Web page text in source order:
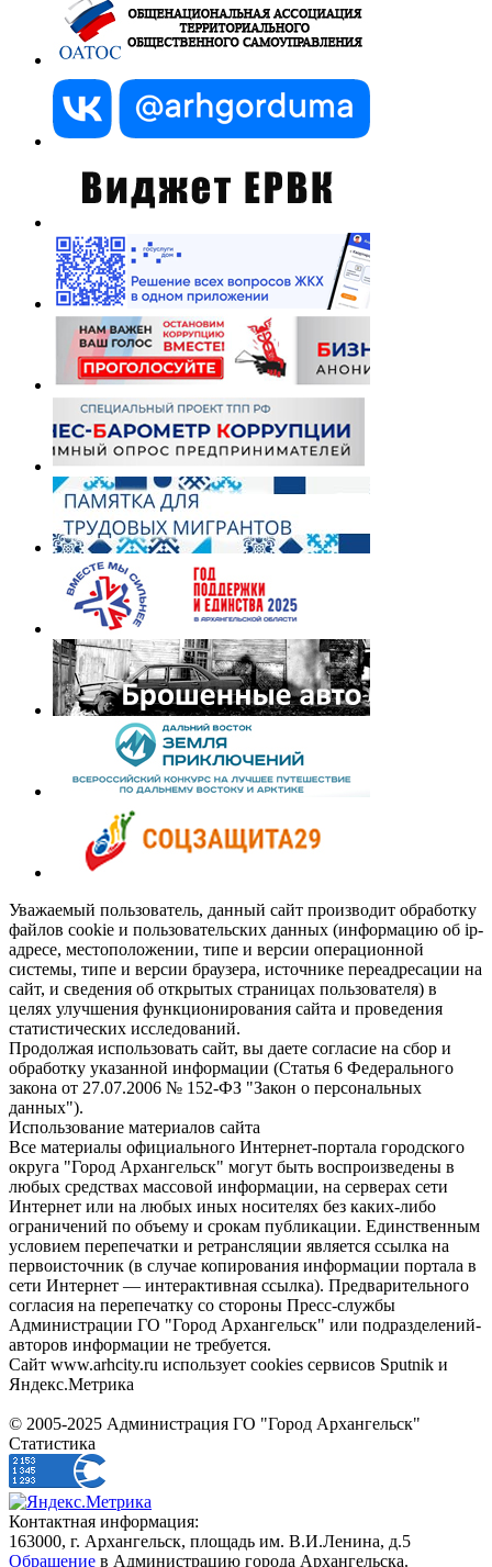
Уважаемый пользователь, данный сайт производит обработку
файлов cookie и пользовательских данных (информацию об ip-
адресе, местоположении, типе и версии операционной
системы, типе и версии браузера, источнике переадресации на
сайт, и сведения об открытых страницах пользователя) в
целях улучшения функционирования сайта и проведения
статистических исследований.
Продолжая использовать сайт, вы даете согласие на сбор и
обработку указанной информации (Статья 6 Федерального
закона от 27.07.2006 № 152-ФЗ "Закон о персональных
данных").
Использование материалов сайта
Все материалы официального Интернет-портала городского
округа "Город Архангельск" могут быть воспроизведены в
любых средствах массовой информации, на серверах сети
Интернет или на любых иных носителях без каких-либо
ограничений по объему и срокам публикации. Единственным
условием перепечатки и ретрансляции является ссылка на
первоисточник (в случае копирования информации портала в
сети Интернет — интерактивная ссылка). Предварительного
согласия на перепечатку со стороны Пресс-службы
Администрации ГО "Город Архангельск" или подразделений-
авторов информации не требуется.
Сайт www.arhcity.ru использует cookies сервисов Sputnik и
Яндекс.Метрика
© 2005-2025 Администрация ГО "Город Архангельск"
Статистика
Контактная информация:
163000, г. Архангельск, площадь им. В.И.Ленина, д.5
Обращение в Администрацию города Архангельска.